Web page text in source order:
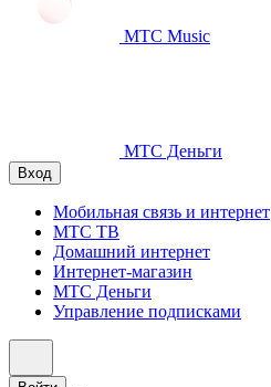
МТС Music
МТС Деньги
Вход
Мобильная связь и интернет
МТС ТВ
Домашний интернет
Интернет-магазин
МТС Деньги
Управление подписками